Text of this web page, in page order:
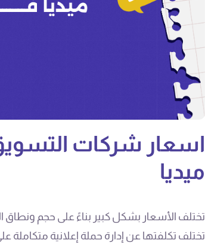
اسعار شركات
ميديا
تختلف الأسعار بشكل كبير بناءً على حجم ونطاق
تختلف تكلفتها عن إدارة حملة إعلانية